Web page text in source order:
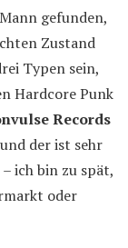
gefunden,
Zustand
Typen sein,
Hardcore Punk
Records
der ist sehr
ich bin zu spät,
oder